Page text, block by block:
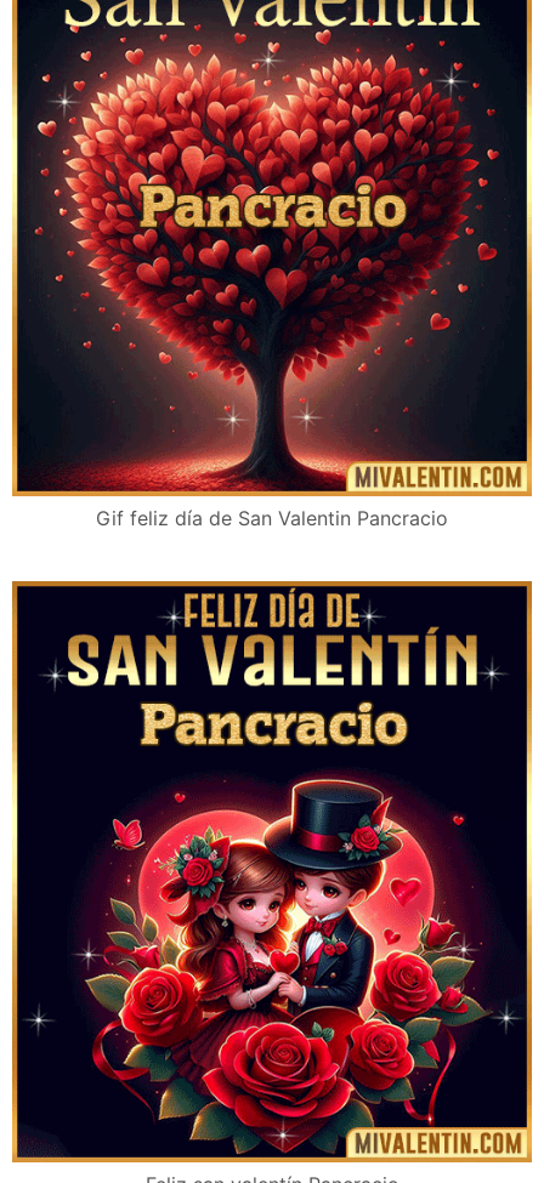
Gif feliz día de San Valentin Pancracio